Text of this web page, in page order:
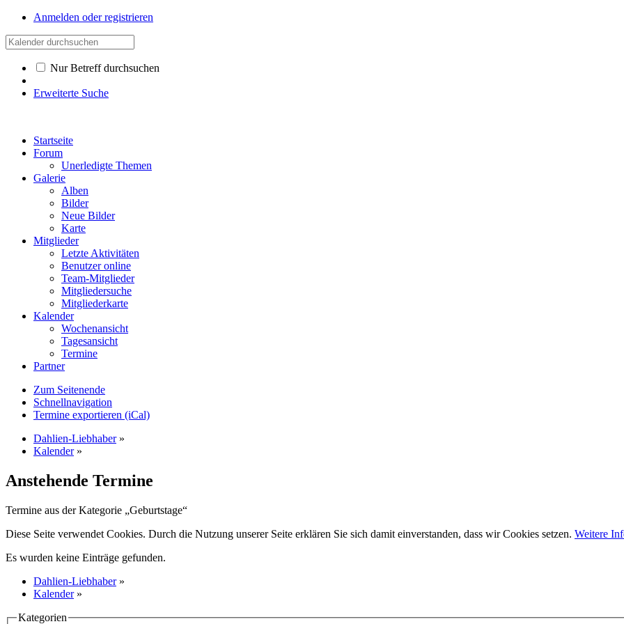
Anmelden oder registrieren
Nur Betreff durchsuchen
Erweiterte Suche
Startseite
Forum
Unerledigte Themen
Galerie
Alben
Bilder
Neue Bilder
Karte
Mitglieder
Letzte Aktivitäten
Benutzer online
Team-Mitglieder
Mitgliedersuche
Mitgliederkarte
Kalender
Wochenansicht
Tagesansicht
Termine
Partner
Zum Seitenende
Schnellnavigation
Termine exportieren (iCal)
Dahlien-Liebhaber »
Kalender »
Anstehende Termine
Termine aus der Kategorie „Geburtstage“
Diese Seite verwendet Cookies. Durch die Nutzung unserer Seite erklären Sie sich damit einverstanden, dass wir Cookies setzen. Weitere
Es wurden keine Einträge gefunden.
Dahlien-Liebhaber »
Kalender »
Kategorien